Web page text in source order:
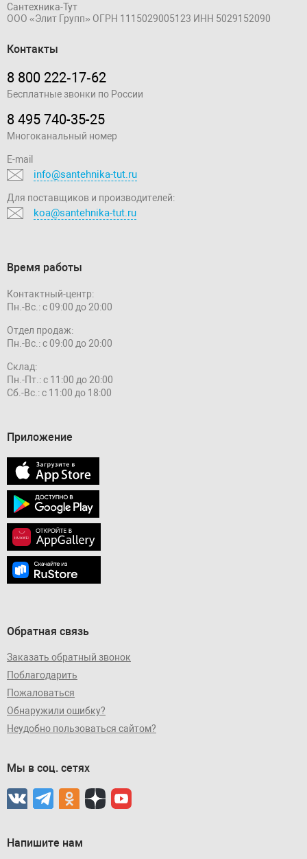
Сантехника-Тут
ООО «Элит Групп» ОГРН 1115029005123 ИНН 5029152090
Контакты
8 800 222‑17‑62
Бесплатные звонки по России
8 495 740-35-25
Многоканальный номер
E-mail
info@santehnika-tut.ru
Для поставщиков и производителей:
koa@santehnika-tut.ru
Время работы
Контактный-центр:
Пн.-Вс.: с 09:00 до 20:00
Отдел продаж:
Пн.-Вс.: с 09:00 до 20:00
Склад:
Пн.-Пт.: с 11:00 до 20:00
Сб.-Вс.: с 11:00 до 18:00
Приложение
Обратная связь
Заказать обратный звонок
Поблагодарить
Пожаловаться
Обнаружили ошибку?
Неудобно пользоваться сайтом?
Мы в соц. сетях
Напишите нам